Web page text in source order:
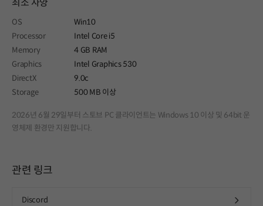
최소 사양
OS
Win10
Processor
Intel Core i5
Memory
4 GB RAM
Graphics
Intel Graphics 530
DirectX
9.0c
Storage
500 MB 이상
2026년 6월 29일부터 스토브 PC 클라이언트는 Windows 10 이상 및 64bit 운
영체제 환경만 지원합니다.
관련 링크
Discord